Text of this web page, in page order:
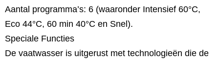
Aantal programma’s: 6 (waaronder Intensief 60°C,
Eco 44°C, 60 min 40°C en Snel).
Speciale Functies
De vaatwasser is uitgerust met technologieën die de